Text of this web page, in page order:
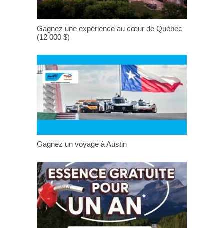
Gagnez une expérience au cœur de Québec
(12 000 $)
Gagnez un voyage à Austin